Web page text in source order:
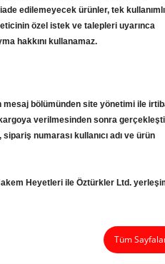
edilemeyecek ürünler, tek
özel istek ve talepleri uyarınca
hakkını kullanamaz.
mesaj bölümünden site yönetimi ile
verilmesinden sonra
numarası kullanıcı adı ve ürün
Heyetleri ile Öztürkler Ltd.
Tüm